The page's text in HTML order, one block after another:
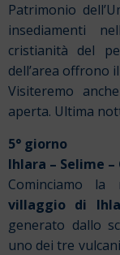
Patrimonio
insediamenti
cristianità del
dell’area offrono
Visiteremo
aperta. Ultima
5° giorno
Ihlara – Selime
Cominciamo
villaggio di
generato dallo
uno dei tre